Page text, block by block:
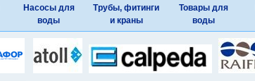
Насосы для
воды
Трубы, фитинги
и краны
Товары для
воды